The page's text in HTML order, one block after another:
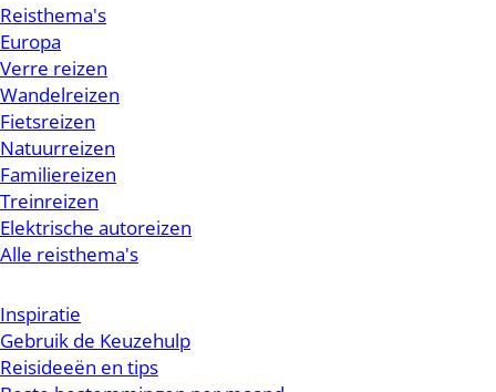
Reisthema's
Europa
Verre reizen
Wandelreizen
Fietsreizen
Natuurreizen
Familiereizen
Treinreizen
Elektrische autoreizen
Alle reisthema's
Inspiratie
Gebruik de Keuzehulp
Reisideeën en tips